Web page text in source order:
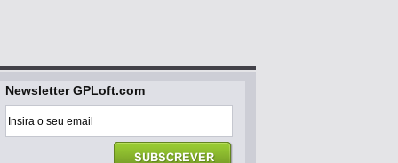
Newsletter GPLoft.com